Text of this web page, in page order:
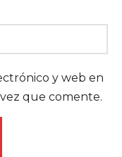
y web en
que comente.